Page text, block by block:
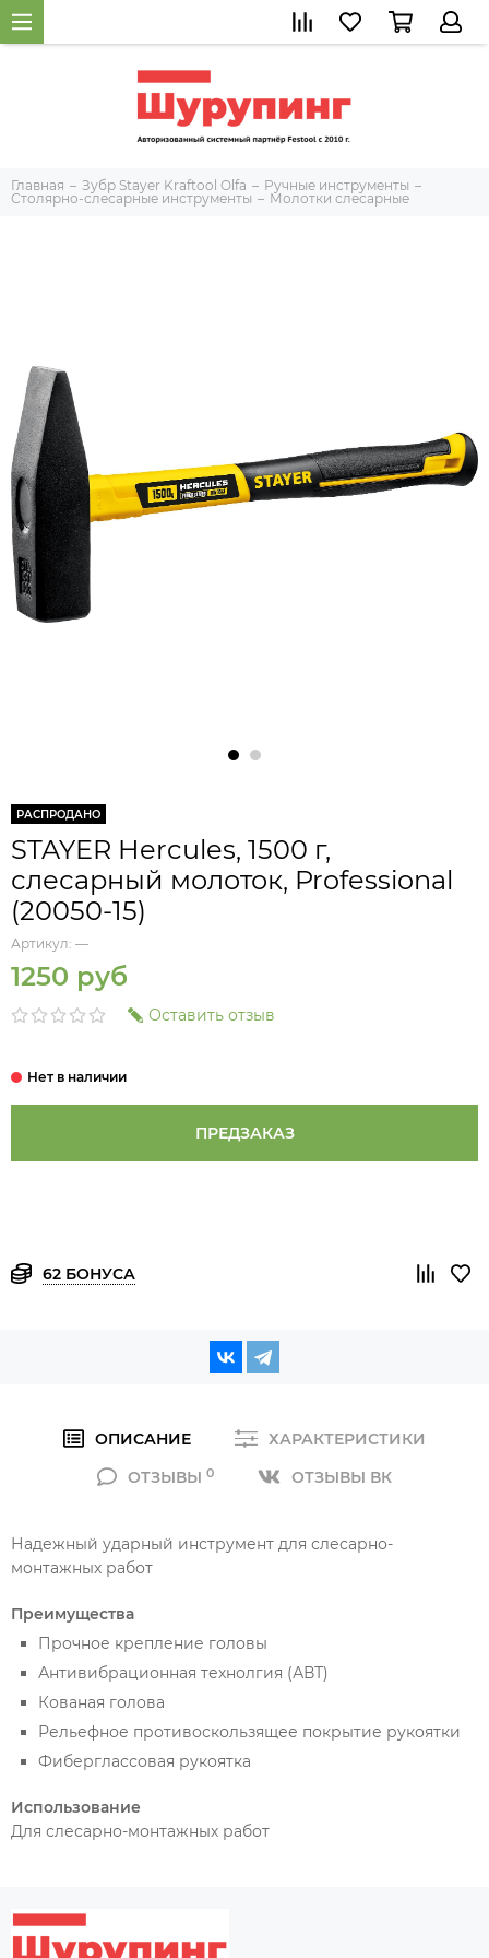
Главная Зубр Stayer Kraftool Olfa
Ручные инструменты
Столярно-слесарные инструменты
Молотки слесарные
РАСПРОДАНО
STAYER Hercules, 1500 г,
слесарный молоток, Professional
(20050-15)
Артикул: —
1250 руб
Оставить отзыв
ПРЕДЗАКАЗ
62 БОНУСА
ОПИСАНИЕ
ХАРАКТЕРИСТИКИ
ОТЗЫВЫ0 ОТЗЫВЫ ВК
Надежный ударный инструмент для слесарно-
монтажных работ
Преимущества
Прочное крепление головы
Антивибрационная технолгия (АВТ)
Кованая голова
Рельефное противоскользящее покрытие рукоятки
Фиберглассовая рукоятка
Использование
Для слесарно-монтажных работ